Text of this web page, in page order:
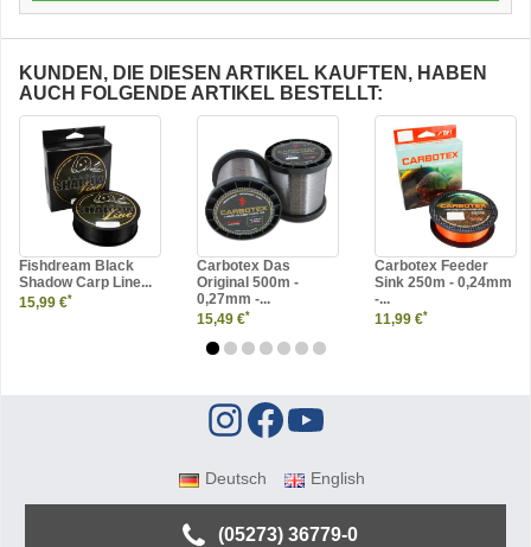
KUNDEN, DIE DIESEN ARTIKEL KAUFTEN, HABEN
AUCH FOLGENDE ARTIKEL BESTELLT:
Fishdream Black
Shadow Carp Line...
15,99 €*
Carbotex Das
Original 500m -
0,27mm -...
15,49 €*
Carbotex Feeder
Sink 250m - 0,24mm
-...
11,99 €*
Deutsch English
(05273) 36779-0